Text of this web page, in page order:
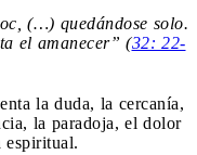
(…) quedándose solo.
el amanecer” (32: 22-
la duda, la cercanía,
la paradoja, el dolor
espiritual.